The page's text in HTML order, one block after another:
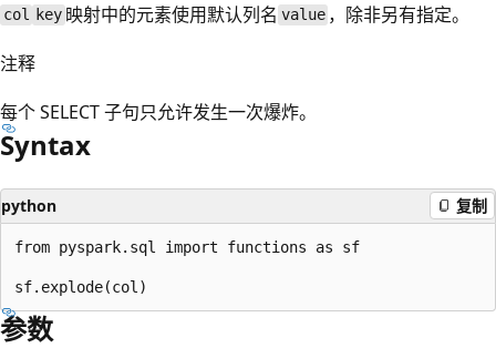
col key映射中的元素使用默认列名 value ，除非另有指定。
注释
每个 SELECT 子句只允许发生一次爆炸。
Syntax
python 复制
from pyspark.sql import functions as sf
参数